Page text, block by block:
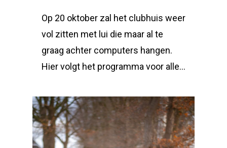
Op 20 oktober zal het clubhuis weer
vol zitten met lui die maar al te
graag achter computers hangen.
Hier volgt het programma voor alle…